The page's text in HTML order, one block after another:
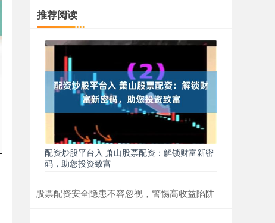
推荐阅读
配资炒股平台入 萧山股票配资：解锁财富新密
码，助您投资致富
股票配资安全隐患不容忽视，警惕高收益陷阱